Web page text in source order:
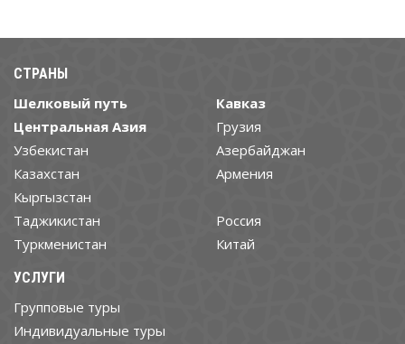
СТРАНЫ
Шелковый путь
Центральная Азия
Узбекистан
Казахстан
Кыргызстан
Таджикистан
Туркменистан
Кавказ
Грузия
Азербайджан
Армения
Россия
Китай
УСЛУГИ
Групповые туры
Индивидуальные туры